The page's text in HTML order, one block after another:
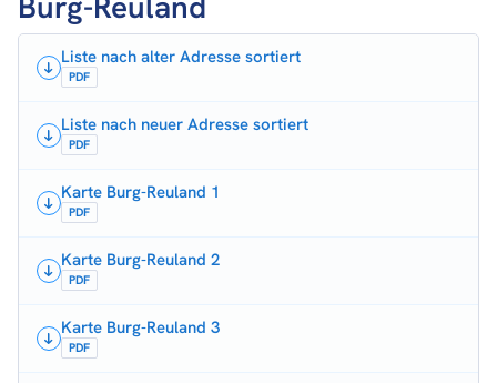
Liste nach alter Adresse sortiert
PDF
Liste nach neuer Adresse sortiert
PDF
Karte Burg-Reuland 1
PDF
Karte Burg-Reuland 2
PDF
Karte Burg-Reuland 3
PDF